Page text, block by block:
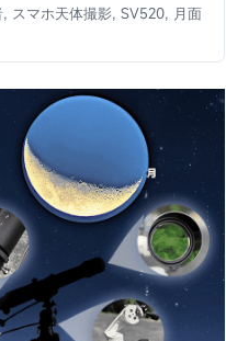
スマホ天体撮影, SV520, 月面